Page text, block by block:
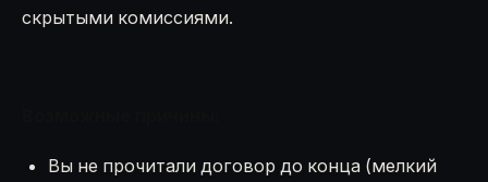
скрытыми комиссиями.
Вы не прочитали договор до конца (мелкий